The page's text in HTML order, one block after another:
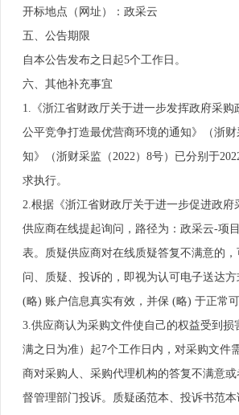
开标地点（网址）：政采云
五、公告期限
自本公告发布之日起5个工作日。
六、其他补充事宜
1.《浙江省财政厅关于进一步发挥政府采
公平竞争打造最优营商环境的通知》（浙
知》（浙财采监（2022）8号）已分别于
求执行。
2.根据《浙江省财政厅关于进一步促进政
供应商在线提起询问，路径为：政采云-项
表。质疑供应商对在线质疑答复不满意的
问、质疑、投诉的，即视为认可电子送达
(略) 账户信息真实有效，并保 (略) 于正常可
3.供应商认为采购文件使自己的权益受到
满之日为准）起7个工作日内，对采购文件
商对采购人、采购代理机构的答复不满意
督管理部门投诉。质疑函范本、投诉书范